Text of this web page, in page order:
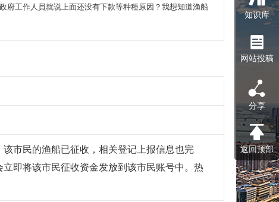
府工作人員就说上面还没有下款等种種原因？我想知道渔船
市民的渔船已征收，相关登记上报信息也完
即将该市民征收资金发放到该市民账号中。热
知识库
网站投稿
分享
返回顶部